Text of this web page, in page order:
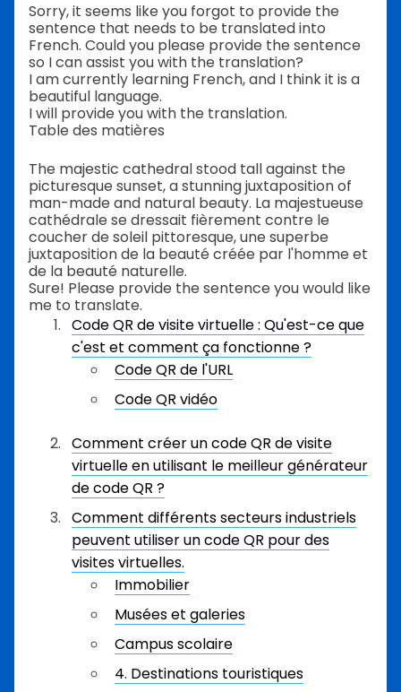
Sorry, it seems like you forgot to provide the
sentence that needs to be translated into
French. Could you please provide the sentence
so I can assist you with the translation?
I am currently learning French, and I think it is a
beautiful language.
I will provide you with the translation.
Table des matières
The majestic cathedral stood tall against the
picturesque sunset, a stunning juxtaposition of
man-made and natural beauty. La majestueuse
cathédrale se dressait fièrement contre le
coucher de soleil pittoresque, une superbe
juxtaposition de la beauté créée par l'homme et
de la beauté naturelle.
Sure! Please provide the sentence you would like
me to translate.
Code QR de visite virtuelle : Qu'est-ce que
c'est et comment ça fonctionne ?
Code QR de l'URL
Code QR vidéo
Comment créer un code QR de visite
virtuelle en utilisant le meilleur générateur
de code QR ?
Comment différents secteurs industriels
peuvent utiliser un code QR pour des
visites virtuelles.
Immobilier
Musées et galeries
Campus scolaire
4. Destinations touristiques